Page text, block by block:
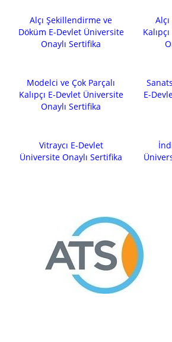
Alçı Şekillendirme ve
Döküm E-Devlet Üniversite
Onaylı Sertifika
Modelci ve Çok Parçalı
Kalıpçı E-Devlet Üniversite
Onaylı Sertifika
E-
Vitraycı E-Devlet
Üniversite Onaylı Sertifika